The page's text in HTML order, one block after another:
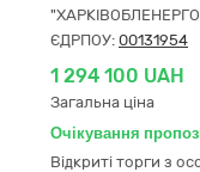
ЄДРПОУ: 00131954
1 294 100 UAH
Загальна ціна
Очікування
Відкриті торги з